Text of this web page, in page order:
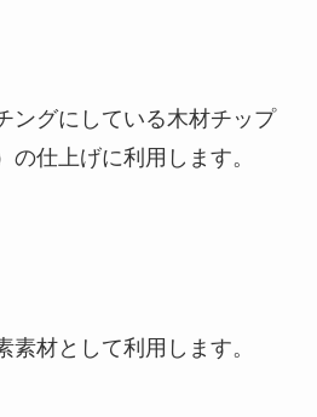
ングにしている木材チップ
の仕上げに利用します。
素材として利用します。